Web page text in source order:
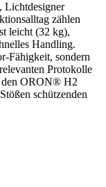
Lichtdesigner
zählen
leicht (32 kg),
Handling.
Fähigkeit, sondern
Protokolle
den ORON® H2
schützenden